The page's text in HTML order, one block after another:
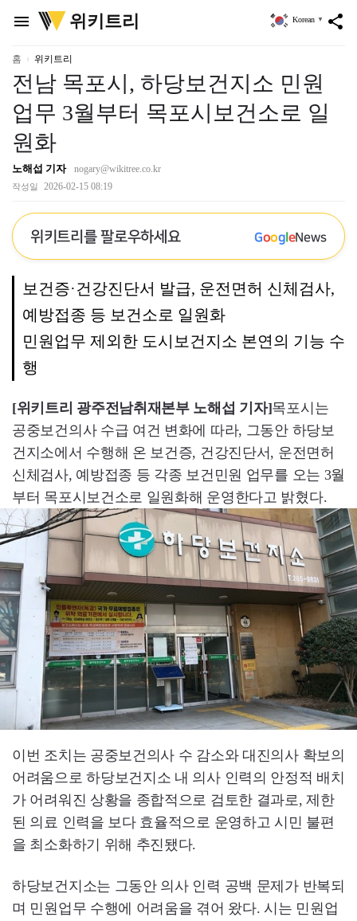
menu
위
키
리
위키트리 share
Korean ▼
홈 위키트리
전남 목포시, 하당보건지소 민원
업무 3월부터 목포시보건소로 일
원화
노해섭 기자 nogary@wikitree.co.kr
작성일 2026-02-15 08:19
위키트리를 팔로우하세요 GoogleNews
보건증·건강진단서 발급, 운전면허 신체검사,
예방접종 등 보건소로 일원화
민원업무 제외한 도시보건지소 본연의 기능 수
행
[위키트리 광주전남취재본부 노해섭 기자]목포시는
공중보건의사 수급 여건 변화에 따라, 그동안 하당보
건지소에서 수행해 온 보건증, 건강진단서, 운전면허
신체검사, 예방접종 등 각종 보건민원 업무를 오는 3월
부터 목포시보건소로 일원화해 운영한다고 밝혔다.
이번 조치는 공중보건의사 수 감소와 대진의사 확보의
어려움으로 하당보건지소 내 의사 인력의 안정적 배치
가 어려워진 상황을 종합적으로 검토한 결과로, 제한
된 의료 인력을 보다 효율적으로 운영하고 시민 불편
을 최소화하기 위해 추진됐다.
하당보건지소는 그동안 의사 인력 공백 문제가 반복되
며 민원업무 수행에 어려움을 겪어 왔다. 시는 민원업